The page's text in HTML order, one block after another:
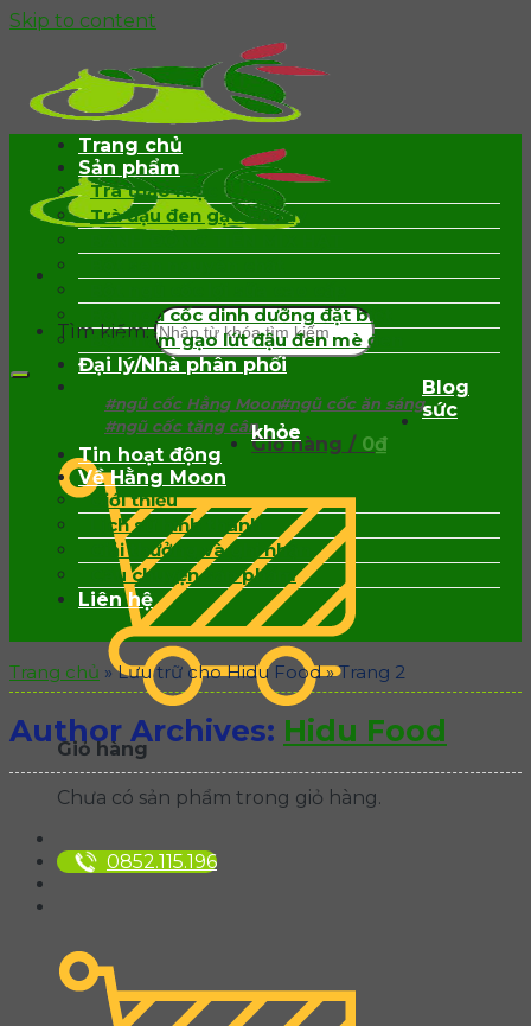
Skip to content
Tìm kiếm:
#ngũ cốc Hằng Moon#ngũ cốc ăn sáng
#ngũ cốc tăng cân
Giỏ hàng / 0₫
Giỏ hàng
Chưa có sản phẩm trong giỏ hàng.
0852.115.196
Trang chủ
Sản phẩm
Trà thảo mộc
Trà đậu đen gạo lứt rẫy
Bột ngũ cốc dinh dưỡng đặt biệt
Bột mầm gạo lứt đậu đen mè đen
Đại lý/Nhà phân phối
Blog
sức
khỏe
Tin hoạt động
Về Hằng Moon
Giới thiệu
Lịch sử hình thành
Giải thưởng và ghi nhận
Câu chuyện sản phẩm
Liên hệ
Trang chủ »Lưu trữ cho Hidu Food»Trang 2
Author Archives: Hidu Food